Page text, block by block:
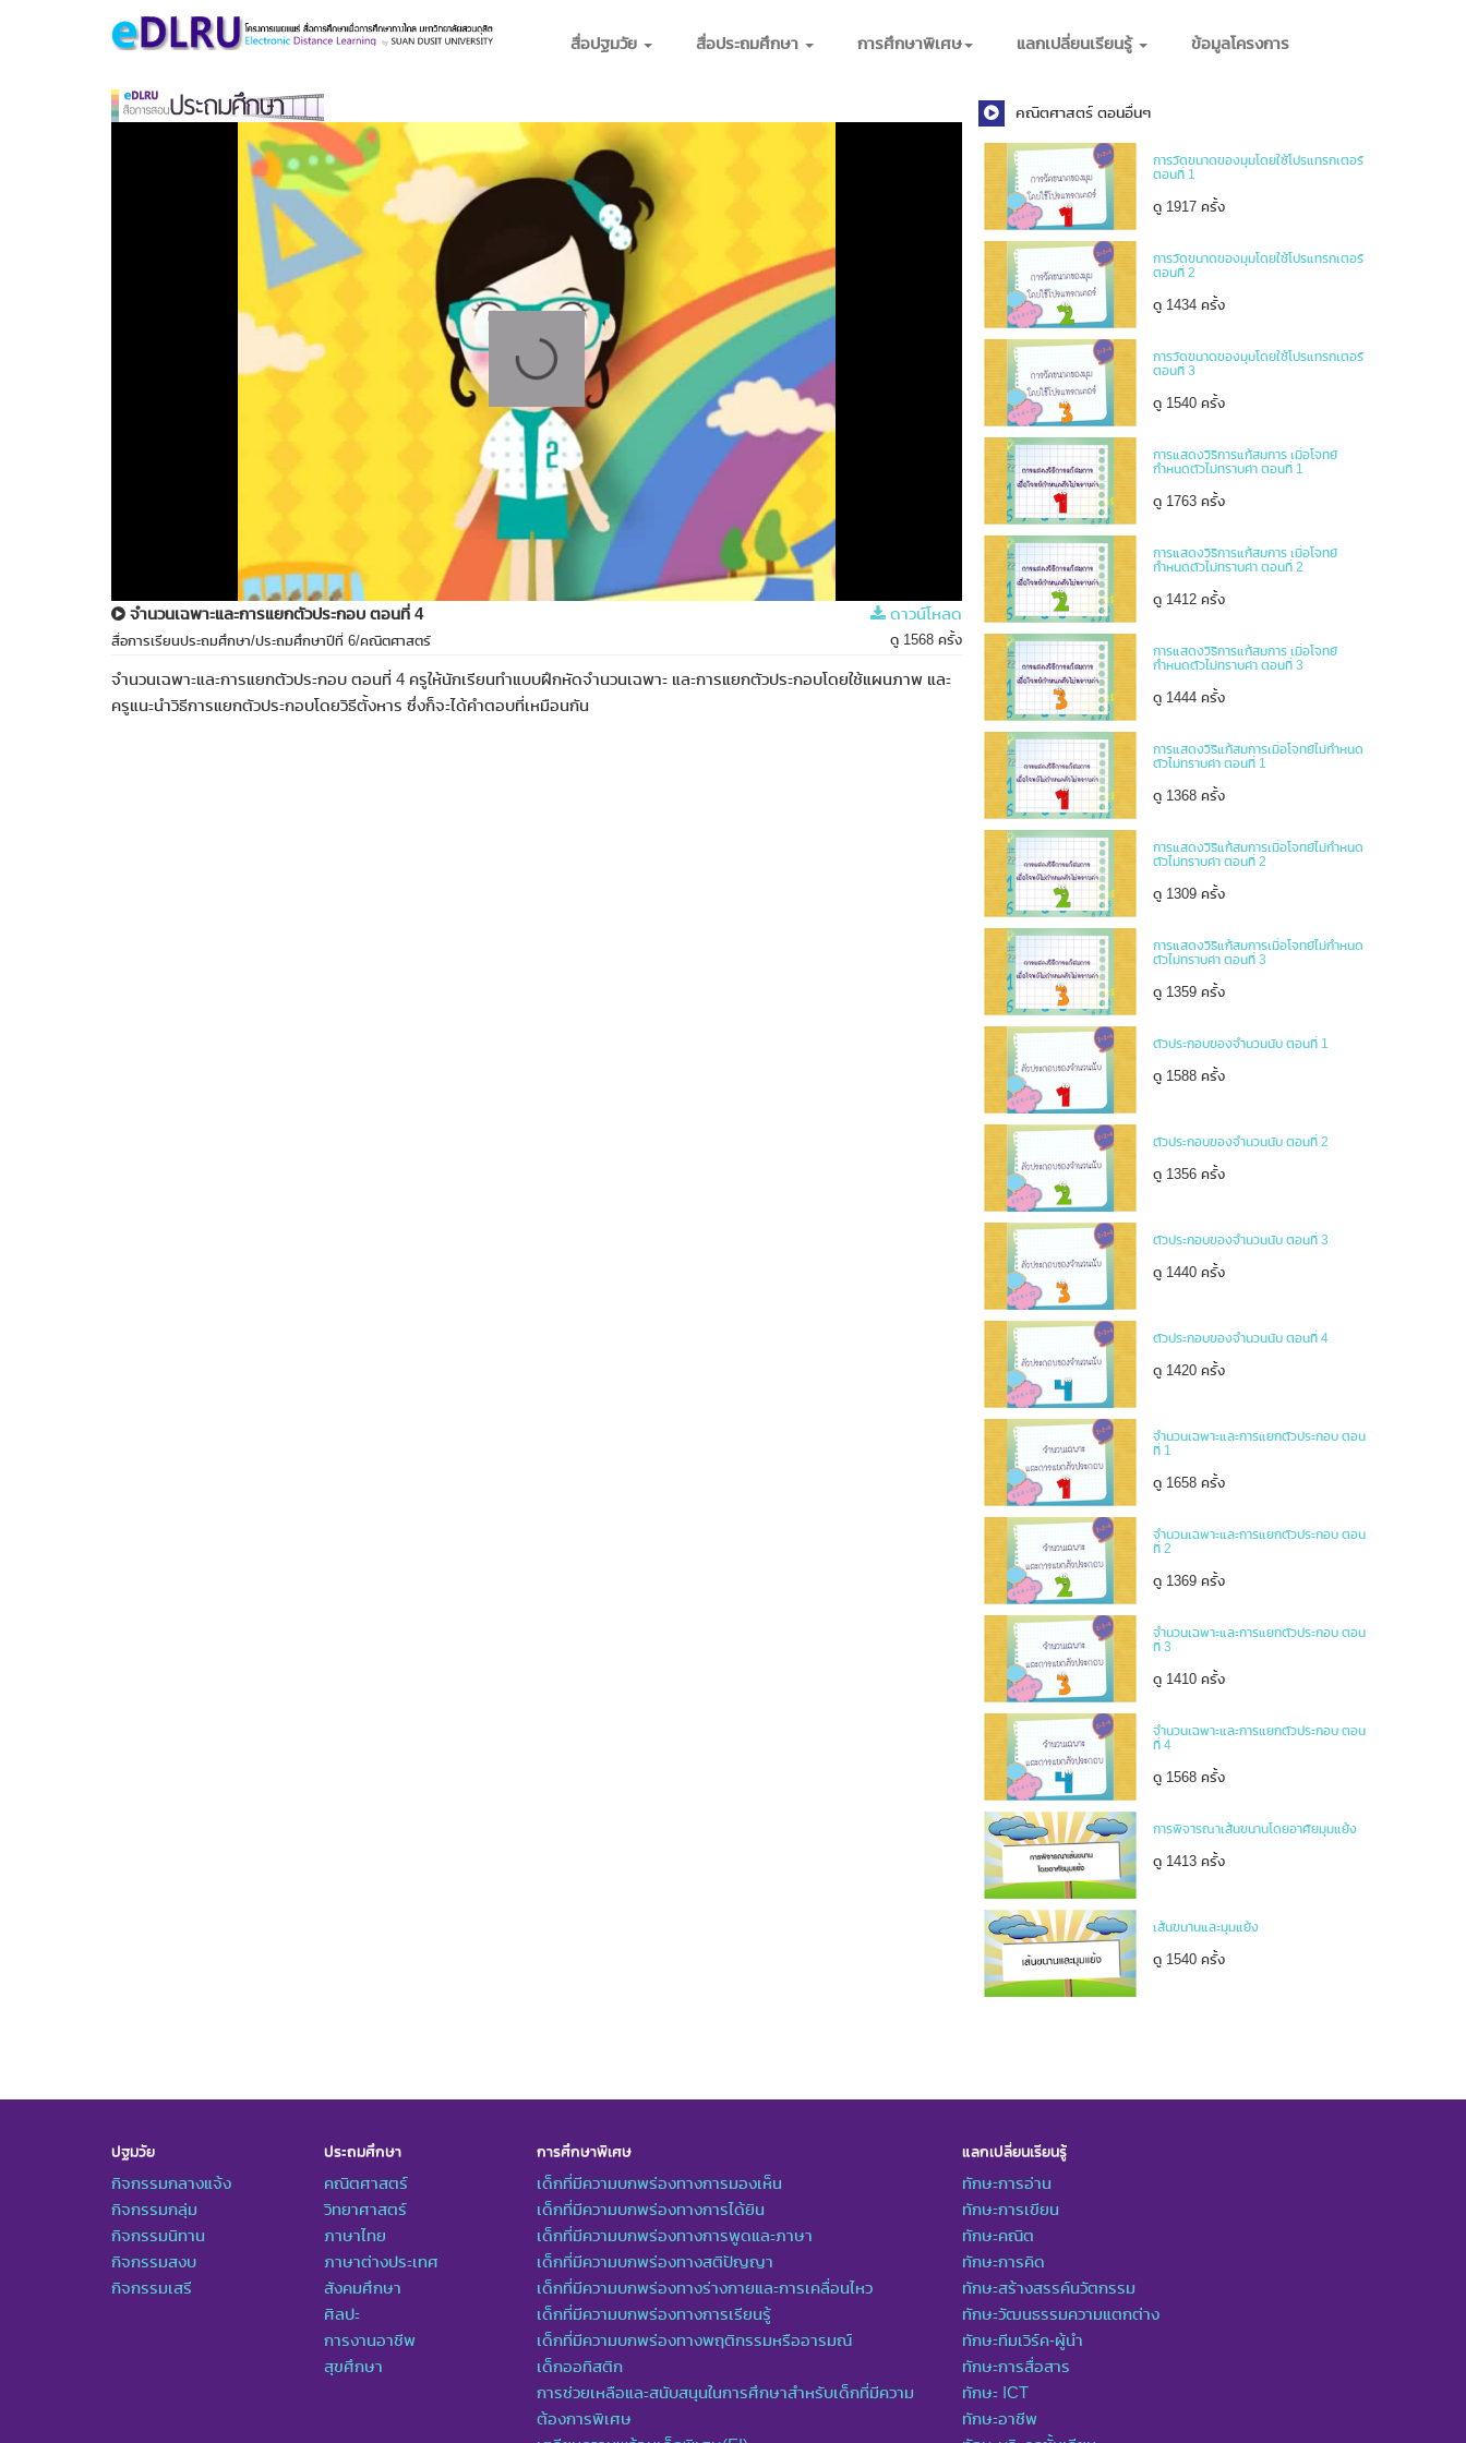
สื่อปฐมวัย สื่อประถมศึกษา การศึกษาพิเศษ แลกเปลี่ยนเรียนรู้ ข้อมูลโครงการ
จำนวนเฉพาะและการแยกตัวประกอบ ตอนที่ 4 ดาวน์โหลด
สื่อการเรียนประถมศึกษา/ประถมศึกษาปีที่ 6/คณิตศาสตร์ ดู 1568 ครั้ง
จำนวนเฉพาะและการแยกตัวประกอบ ตอนที่ 4 ครูให้นักเรียนทำแบบฝึกหัดจำนวนเฉพาะ และการแยกตัวประกอบโดยใช้แผนภาพ และ
ครูแนะนำวิธีการแยกตัวประกอบโดยวิธีตั้งหาร ซึ่งก็จะได้คำตอบที่เหมือนกัน
คณิตศาสตร์ ตอนอื่นๆ
การวัดขนาดของมุมโดยใช้โปรแทรกเตอร์
ตอนที่ 1
ดู 1917 ครั้ง
การวัดขนาดของมุมโดยใช้โปรแทรกเตอร์
ตอนที่ 2
ดู 1434 ครั้ง
การวัดขนาดของมุมโดยใช้โปรแทรกเตอร์
ตอนที่ 3
ดู 1540 ครั้ง
การแสดงวิธีการแก้สมการ เมื่อโจทย์
กำหนดตัวไม่ทราบค่า ตอนที่ 1
ดู 1763 ครั้ง
การแสดงวิธีการแก้สมการ เมื่อโจทย์
กำหนดตัวไม่ทราบค่า ตอนที่ 2
ดู 1412 ครั้ง
การแสดงวิธีการแก้สมการ เมื่อโจทย์
กำหนดตัวไม่ทราบค่า ตอนที่ 3
ดู 1444 ครั้ง
การแสดงวิธีแก้สมการเมื่อโจทย์ไม่กำหนด
ตัวไม่ทราบค่า ตอนที่ 1
ดู 1368 ครั้ง
การแสดงวิธีแก้สมการเมื่อโจทย์ไม่กำหนด
ตัวไม่ทราบค่า ตอนที่ 2
ดู 1309 ครั้ง
การแสดงวิธีแก้สมการเมื่อโจทย์ไม่กำหนด
ตัวไม่ทราบค่า ตอนที่ 3
ดู 1359 ครั้ง
ตัวประกอบของจำนวนนับ ตอนที่ 1
ดู 1588 ครั้ง
ตัวประกอบของจำนวนนับ ตอนที่ 2
ดู 1356 ครั้ง
ตัวประกอบของจำนวนนับ ตอนที่ 3
ดู 1440 ครั้ง
ตัวประกอบของจำนวนนับ ตอนที่ 4
ดู 1420 ครั้ง
จำนวนเฉพาะและการแยกตัวประกอบ ตอน
ที่ 1
ดู 1658 ครั้ง
จำนวนเฉพาะและการแยกตัวประกอบ ตอน
ที่ 2
ดู 1369 ครั้ง
จำนวนเฉพาะและการแยกตัวประกอบ ตอน
ที่ 3
ดู 1410 ครั้ง
จำนวนเฉพาะและการแยกตัวประกอบ ตอน
ที่ 4
ดู 1568 ครั้ง
การพิจารณาเส้นขนานโดยอาศัยมุมแย้ง
ดู 1413 ครั้ง
เส้นขนานและมุมแย้ง
ดู 1540 ครั้ง
ปฐมวัย
กิจกรรมกลางแจ้ง
กิจกรรมกลุ่ม
กิจกรรมนิทาน
กิจกรรมสงบ
กิจกรรมเสรี
ประถมศึกษา
คณิตศาสตร์
วิทยาศาสตร์
ภาษาไทย
ภาษาต่างประเทศ
สังคมศึกษา
ศิลปะ
การงานอาชีพ
สุขศึกษา
การศึกษาพิเศษ
เด็กที่มีความบกพร่องทางการมองเห็น
เด็กที่มีความบกพร่องทางการได้ยิน
เด็กที่มีความบกพร่องทางการพูดและภาษา
เด็กที่มีความบกพร่องทางสติปัญญา
เด็กที่มีความบกพร่องทางร่างกายและการเคลื่อนไหว
เด็กที่มีความบกพร่องทางการเรียนรู้
เด็กที่มีความบกพร่องทางพฤติกรรมหรืออารมณ์
เด็กออทิสติก
การช่วยเหลือและสนับสนุนในการศึกษาสำหรับเด็กที่มีความ
ต้องการพิเศษ
แลกเปลี่ยนเรียนรู้
ทักษะการอ่าน
ทักษะการเขียน
ทักษะคณิต
ทักษะการคิด
ทักษะสร้างสรรค์นวัตกรรม
ทักษะวัฒนธรรมความแตกต่าง
ทักษะทีมเวิร์ค-ผู้นำ
ทักษะการสื่อสาร
ทักษะ ICT
ทักษะอาชีพ